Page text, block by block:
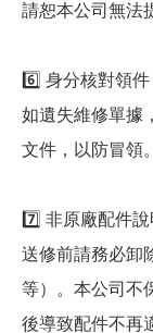
請恕本公司無法
6️⃣ 身分核對領件
如遺失維修單據
文件，以防冒領。
7️⃣ 非原廠配件說
送修前請務必卸
等）。本公司不
後導致配件不再